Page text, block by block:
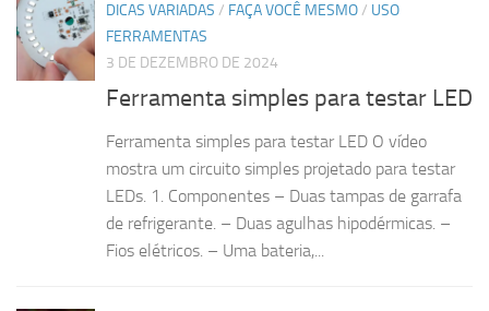
DICAS VARIADAS / FAÇA VOCÊ MESMO/ USO
FERRAMENTAS
3 DE DEZEMBRO DE 2024
Ferramenta simples para testar LED
Ferramenta simples para testar LED O vídeo
mostra um circuito simples projetado para testar
LEDs. 1. Componentes – Duas tampas de garrafa
de refrigerante. – Duas agulhas hipodérmicas. –
Fios elétricos. – Uma bateria,...